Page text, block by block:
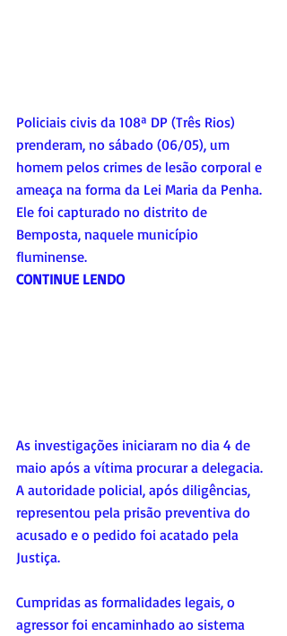
Policiais civis da 108ª DP (Três Rios)
prenderam, no sábado (06/05), um
homem pelos crimes de lesão corporal e
ameaça na forma da Lei Maria da Penha.
Ele foi capturado no distrito de
Bemposta, naquele município
fluminense.
CONTINUE LENDO
As investigações iniciaram no dia 4 de
maio após a vítima procurar a delegacia.
A autoridade policial, após diligências,
representou pela prisão preventiva do
acusado e o pedido foi acatado pela
Justiça.
Cumpridas as formalidades legais, o
agressor foi encaminhado ao sistema